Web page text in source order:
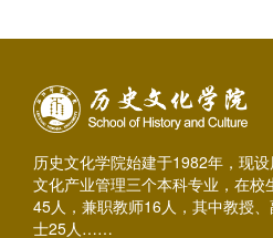
历史文化学院始建于1982年，现设
文化产业管理三个本科专业，在
45人，兼职教师16人，其中教授
士25人……